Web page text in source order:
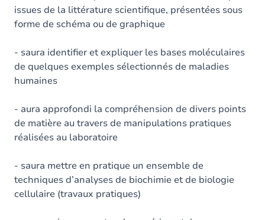
issues de la littérature scientifique, présentées sous
forme de schéma ou de graphique
- saura identifier et expliquer les bases moléculaires
de quelques exemples sélectionnés de maladies
humaines
- aura approfondi la compréhension de divers points
de matière au travers de manipulations pratiques
réalisées au laboratoire
- saura mettre en pratique un ensemble de
techniques d’analyses de biochimie et de biologie
cellulaire (travaux pratiques)